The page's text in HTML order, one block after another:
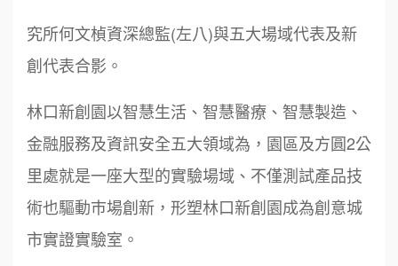
究所何文楨資深總監(左八)與五大場域代表及新
創代表合影。
林口新創園以智慧生活、智慧醫療、智慧製造、
金融服務及資訊安全五大領域為，園區及方圓2公
里處就是一座大型的實驗場域、不僅測試產品技
術也驅動巿場創新，形塑林口新創園成為創意城
市實證實驗室。